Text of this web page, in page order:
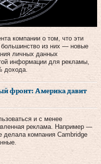
компании о том, что эти
большинство из них — новые
личных данных
информации для рекламы,
дохода.
фронт: Америка давит
и с менее
реклама. Например —
компания Cambridge